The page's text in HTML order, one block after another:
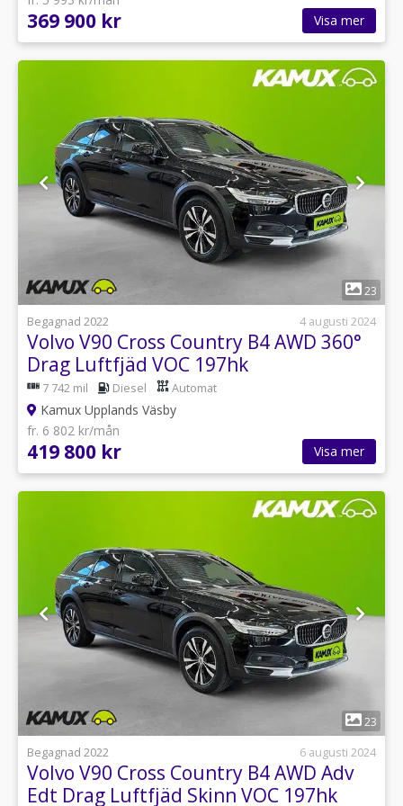
369 900 kr Visa mer
23
Begagnad 2022
4 augusti 2024
Volvo V90 Cross Country B4 AWD 360°
Drag Luftfjäd VOC 197hk
7 742 mil Diesel Automat
Kamux Upplands Väsby
fr. 6 802 kr/mån
419 800 kr Visa mer
23
Begagnad 2022
6 augusti 2024
Volvo V90 Cross Country B4 AWD Adv
Edt Drag Luftfjäd Skinn VOC 197hk